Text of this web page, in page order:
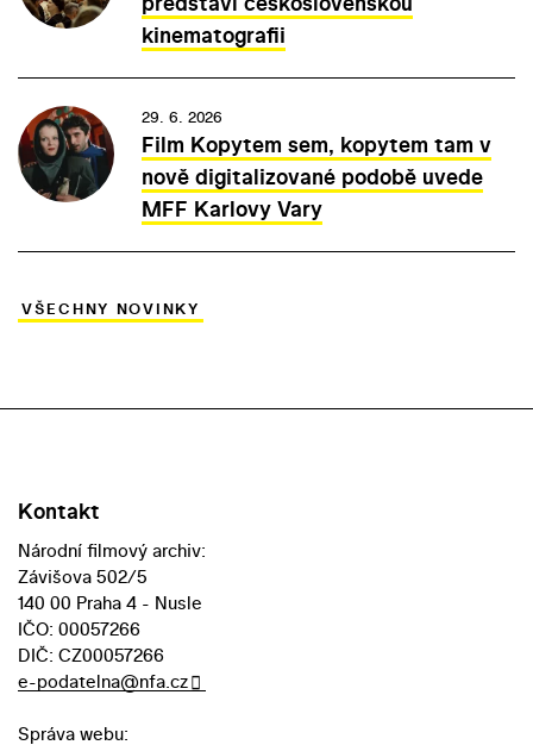
kinematografii
29. 6. 2026
Film Kopytem sem, kopytem tam v
nově digitalizované podobě uvede
MFF Karlovy Vary
VŠECHNY NOVINKY
Kontakt
Národní filmový archiv:
Závišova 502/5
140 00 Praha 4 - Nusle
IČO: 00057266
DIČ: CZ00057266
e-podatelna@nfa.cz
Správa webu: